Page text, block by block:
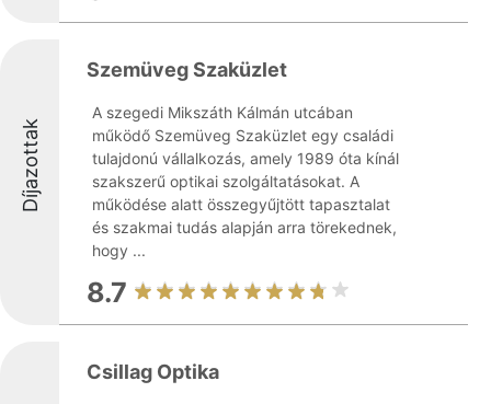
Díjazottak
Szemüveg Szaküzlet
A szegedi Mikszáth Kálmán utcában
működő Szemüveg Szaküzlet egy családi
tulajdonú vállalkozás, amely 1989 óta kínál
szakszerű optikai szolgáltatásokat. A
működése alatt összegyűjtött tapasztalat
és szakmai tudás alapján arra törekednek,
hogy ...
8.7
Csillag Optika